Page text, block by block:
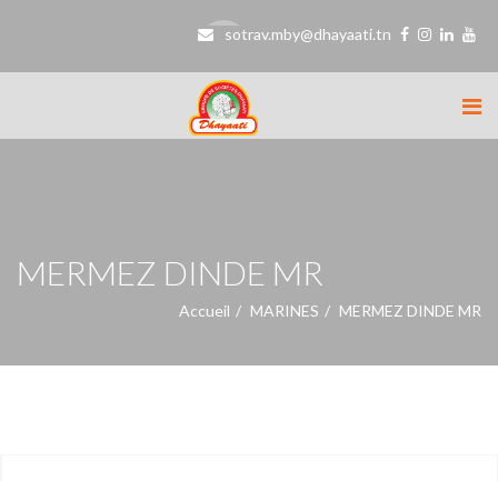
sotrav.mby@dhayaati.tn
MERMEZ DINDE MR
Accueil MARINES MERMEZ DINDE MR